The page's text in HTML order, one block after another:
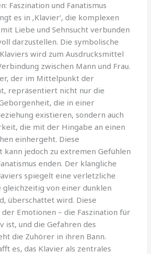
Faszination und Fanatismus
es in ‚Klavier‘, die komplexen
Liebe und Sehnsucht verbunden
darzustellen. Die symbolische
wird zum Ausdrucksmittel
zwischen Mann und Frau.
der im Mittelpunkt der
repräsentiert nicht nur die
die in einer
existieren, sondern auch
die mit der Hingabe an einen
einhergeht. Diese
kann jedoch zu extremen Gefühlen
enden. Der klangliche
spiegelt eine verletzliche
gleichzeitig von einer dunklen
überschattet wird. Diese
Emotionen – die Faszination für
ist, und die Gefahren des
die Zuhörer in ihren Bann.
es, das Klavier als zentrales